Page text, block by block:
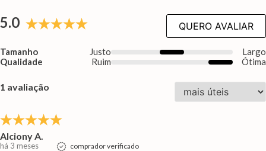
5.0
Tamanho Justo
Largo
Qualidade
Ruim Ótima
QUERO AVALIAR
1 avaliação
Alciony A.
há 3 meses comprador verificado